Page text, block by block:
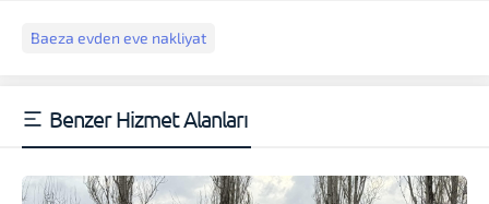
Baeza evden eve nakliyat
Benzer Hizmet Alanları